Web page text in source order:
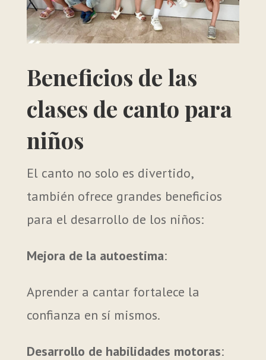
Beneficios de las
clases de canto para
niños
El canto no solo es divertido,
también ofrece grandes beneficios
para el desarrollo de los niños:
Mejora de la autoestima:
Aprender a cantar fortalece la
confianza en sí mismos.
Desarrollo de habilidades motoras: